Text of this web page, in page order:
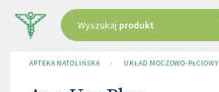
Wyszukaj produkt
APTEKA NATOLIŃSKA › UKŁAD MOCZOWO-PŁCIOWY